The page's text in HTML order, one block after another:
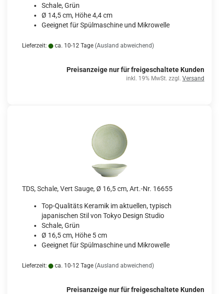
Schale, Grün
Ø 14,5 cm, Höhe 4,4 cm
Geeignet für Spülmaschine und Mikrowelle
Lieferzeit: ca. 10-12 Tage (Ausland abweichend)
Preisanzeige nur für freigeschaltete Kunden
inkl. 19% MwSt. zzgl. Versand
TDS, Schale, Vert Sauge, Ø 16,5 cm, Art.-Nr. 16655
Top-Qualitäts Keramik im aktuellen, typisch
japanischen Stil von Tokyo Design Studio
Schale, Grün
Ø 16,5 cm, Höhe 5 cm
Geeignet für Spülmaschine und Mikrowelle
Lieferzeit: ca. 10-12 Tage (Ausland abweichend)
Preisanzeige nur für freigeschaltete Kunden